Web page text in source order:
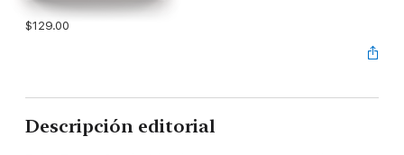
$129.00
Descripción editorial